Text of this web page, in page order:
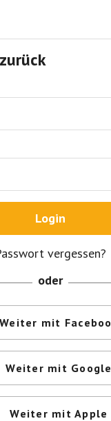
Login
vergessen?
oder
Weiter mit
Weiter mit Google
Weiter mit Apple